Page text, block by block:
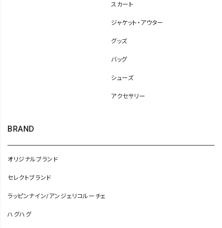
スカート
ジャケット・アウター
グッズ
バッグ
シューズ
アクセサリー
BRAND
オリジナルブランド
セレクトブランド
ラッピンナイン/アンジェリコルーチェ
ハグハグ